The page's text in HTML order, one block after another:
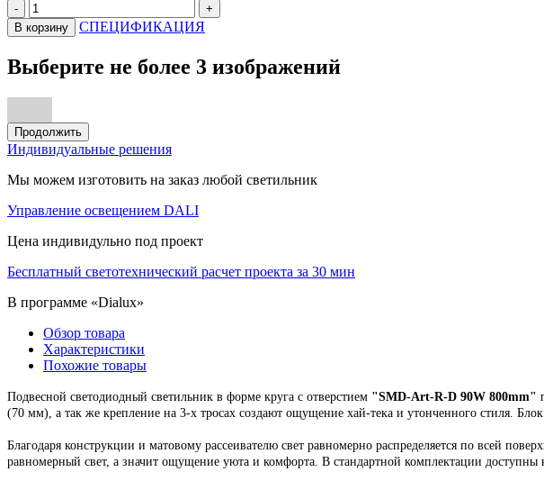
-
+
В корзину
СПЕЦИФИКАЦИЯ
Выберите не более 3 изображений
Продолжить
Индивидуальные решения
Мы можем изготовить на заказ любой светильник
Управление освещением DALI
Цена индивидульно под проект
Бесплатный светотехнический расчет проекта за 30 мин
В программе «Dialux»
Обзор товара
Характеристики
Похожие товары
Подвесной светодиодный светильник в форме круга с отверстием "SMD-Art-R-D 90W 800mm"
(70 мм), а так же крепление на 3-х тросах создают ощущение хай-тека и утонченного стиля.
Благодаря конструкции и матовому рассеивателю свет равномерно распределяется по всей
равномерный свет, а значит ощущение уюта и комфорта. В стандартной комплектации доступны